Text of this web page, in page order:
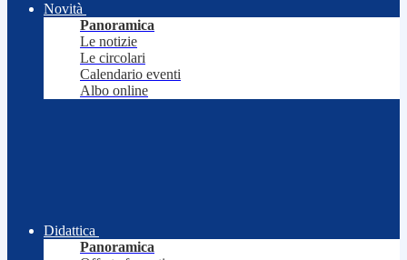
Novità
Panoramica
Le notizie
Le circolari
Calendario eventi
Albo online
Didattica
Panoramica